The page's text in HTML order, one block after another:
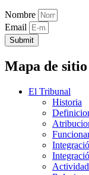
Nombre
Email
Submit
Mapa de sitio
El Tribunal
Historia